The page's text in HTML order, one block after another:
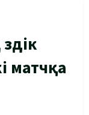
матчқа